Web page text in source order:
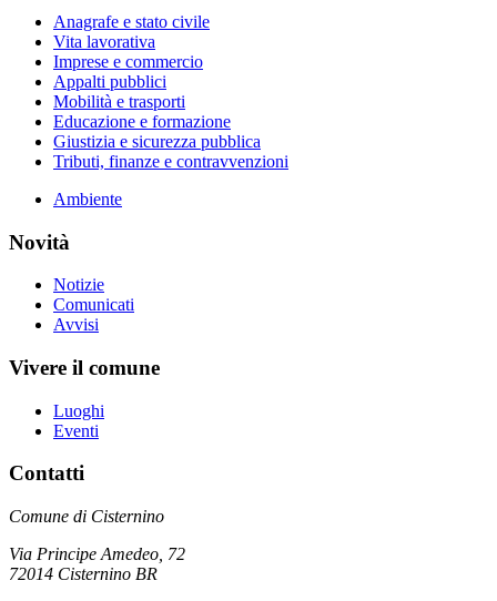
Anagrafe e stato civile
Vita lavorativa
Imprese e commercio
Appalti pubblici
Mobilità e trasporti
Educazione e formazione
Giustizia e sicurezza pubblica
Tributi, finanze e contravvenzioni
Ambiente
Novità
Notizie
Comunicati
Avvisi
Vivere il comune
Luoghi
Eventi
Contatti
Comune di Cisternino
Via Principe Amedeo, 72
72014 Cisternino BR